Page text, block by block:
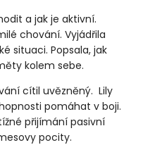
a jak je aktivní.
chování. Vyjádřila
situaci. Popsala, jak
kolem sebe.
cítil uvězněný. Lily
pomáhat v boji.
přijímání pasivní
pocity.